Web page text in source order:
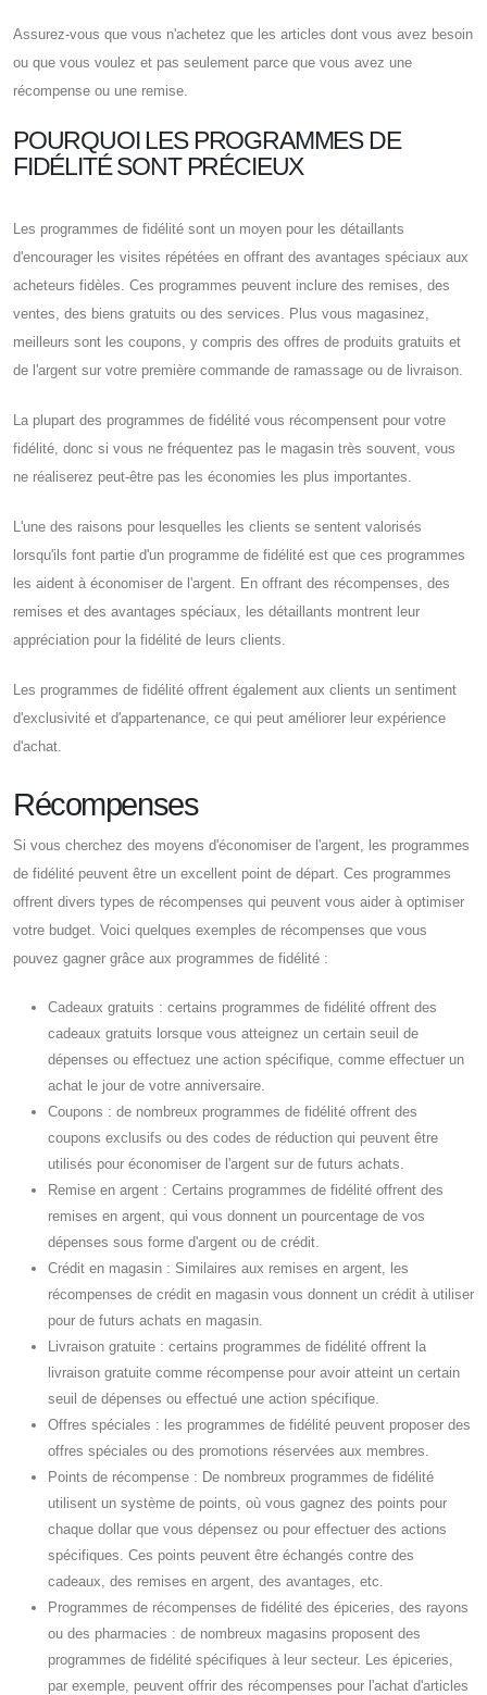
Assurez-vous que vous n'achetez que les articles dont vous avez besoin
ou que vous voulez et pas seulement parce que vous avez une
récompense ou une remise.
POURQUOI LES PROGRAMMES DE
FIDÉLITÉ SONT PRÉCIEUX
Les programmes de fidélité sont un moyen pour les détaillants
d'encourager les visites répétées en offrant des avantages spéciaux aux
acheteurs fidèles. Ces programmes peuvent inclure des remises, des
ventes, des biens gratuits ou des services. Plus vous magasinez,
meilleurs sont les coupons, y compris des offres de produits gratuits et
de l'argent sur votre première commande de ramassage ou de livraison.
La plupart des programmes de fidélité vous récompensent pour votre
fidélité, donc si vous ne fréquentez pas le magasin très souvent, vous
ne réaliserez peut-être pas les économies les plus importantes.
L'une des raisons pour lesquelles les clients se sentent valorisés
lorsqu'ils font partie d'un programme de fidélité est que ces programmes
les aident à économiser de l'argent. En offrant des récompenses, des
remises et des avantages spéciaux, les détaillants montrent leur
appréciation pour la fidélité de leurs clients.
Les programmes de fidélité offrent également aux clients un sentiment
d'exclusivité et d'appartenance, ce qui peut améliorer leur expérience
d'achat.
Récompenses
Si vous cherchez des moyens d'économiser de l'argent, les programmes
de fidélité peuvent être un excellent point de départ. Ces programmes
offrent divers types de récompenses qui peuvent vous aider à optimiser
votre budget. Voici quelques exemples de récompenses que vous
pouvez gagner grâce aux programmes de fidélité :
Cadeaux gratuits : certains programmes de fidélité offrent des
cadeaux gratuits lorsque vous atteignez un certain seuil de
dépenses ou effectuez une action spécifique, comme effectuer un
achat le jour de votre anniversaire.
Coupons : de nombreux programmes de fidélité offrent des
coupons exclusifs ou des codes de réduction qui peuvent être
utilisés pour économiser de l'argent sur de futurs achats.
Remise en argent : Certains programmes de fidélité offrent des
remises en argent, qui vous donnent un pourcentage de vos
dépenses sous forme d'argent ou de crédit.
Crédit en magasin : Similaires aux remises en argent, les
récompenses de crédit en magasin vous donnent un crédit à utiliser
pour de futurs achats en magasin.
Livraison gratuite : certains programmes de fidélité offrent la
livraison gratuite comme récompense pour avoir atteint un certain
seuil de dépenses ou effectué une action spécifique.
Offres spéciales : les programmes de fidélité peuvent proposer des
offres spéciales ou des promotions réservées aux membres.
Points de récompense : De nombreux programmes de fidélité
utilisent un système de points, où vous gagnez des points pour
chaque dollar que vous dépensez ou pour effectuer des actions
spécifiques. Ces points peuvent être échangés contre des
cadeaux, des remises en argent, des avantages, etc.
Programmes de récompenses de fidélité des épiceries, des rayons
ou des pharmacies : de nombreux magasins proposent des
programmes de fidélité spécifiques à leur secteur. Les épiceries,
par exemple, peuvent offrir des récompenses pour l'achat d'articles